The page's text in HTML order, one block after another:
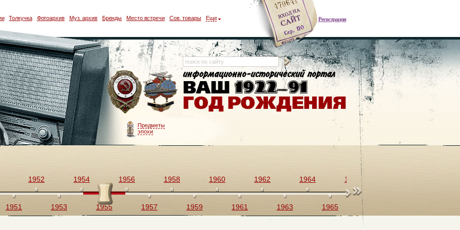
Регистрация
Толкучка Фотоархив Муз. архив Бренды Место встречи Сов. товары Еще
Предметы
эпохи
1951
1952
1953
1954
1955
1956
1957
1958
1959
1960
1961
1962
1963
1964
1965
1966